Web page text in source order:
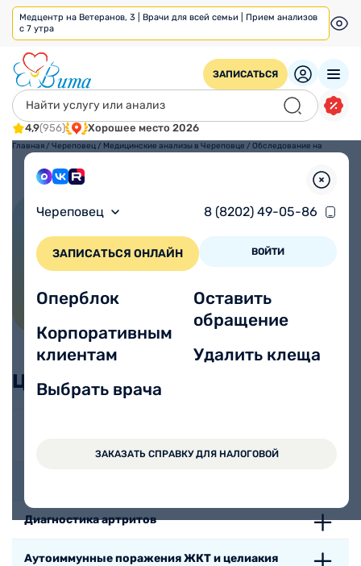
Медцентр на Ветеранов, 3 | Врачи для всей семьи | Прием анализов
с 7 утра
ЗАПИСАТЬСЯ
4,9(956) Хорошее место 2026
Череповец 8 (8202) 49-05-86
ЗАПИСАТЬСЯ ОНЛАЙН ВОЙТИ
Оперблок
Корпоративным
клиентам
Выбрать врача
Оставить
обращение
Удалить клеща
ЗАКАЗАТЬ СПРАВКУ ДЛЯ НАЛОГОВОЙ
Главная / Череповец / Медицинские анализы в Череповце / Обследование на
ПОЗВОНИТЬ
аутоимунные заболевания
Цены
Диагностика артритов
Аутоиммунные поражения ЖКТ и целиакия